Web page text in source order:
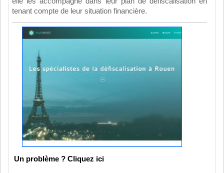
tenant compte de leur situation financière.
Un problème ? Cliquez ici